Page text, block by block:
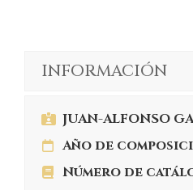
INFORMACIÓN
JUAN-ALFONSO
Año de
Número de